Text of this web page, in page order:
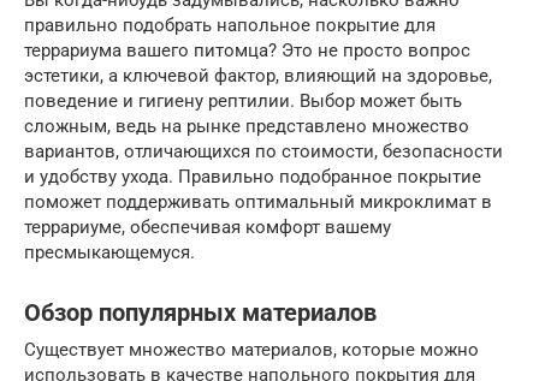
правильно подобрать напольное покрытие для
террариума вашего питомца? Это не просто вопрос
эстетики, а ключевой фактор, влияющий на здоровье,
поведение и гигиену рептилии. Выбор может быть
сложным, ведь на рынке представлено множество
вариантов, отличающихся по стоимости, безопасности
и удобству ухода. Правильно подобранное покрытие
поможет поддерживать оптимальный микроклимат в
террариуме, обеспечивая комфорт вашему
пресмыкающемуся.
Обзор популярных материалов
Существует множество материалов, которые можно
использовать в качестве напольного покрытия для